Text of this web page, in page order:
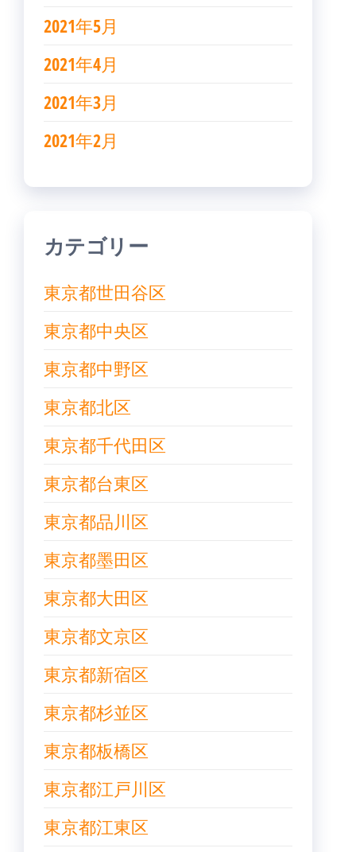
2021年5月
2021年4月
2021年3月
2021年2月
カテゴリー
東京都世田谷区
東京都中央区
東京都中野区
東京都北区
東京都千代田区
東京都台東区
東京都品川区
東京都墨田区
東京都大田区
東京都文京区
東京都新宿区
東京都杉並区
東京都板橋区
東京都江戸川区
東京都江東区